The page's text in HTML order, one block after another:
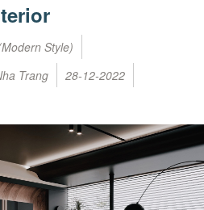
Style)
Trang
28-12-2022